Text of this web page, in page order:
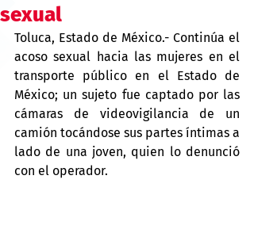
sexual
Toluca, Estado de México.- Continúa el
acoso sexual hacia las mujeres en el
transporte público en el Estado de
México; un sujeto fue captado por las
cámaras de videovigilancia de un
camión tocándose sus partes íntimas a
lado de una joven, quien lo denunció
con el operador.